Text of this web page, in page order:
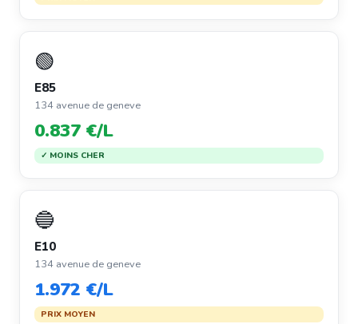
🟢
E85
134 avenue de geneve
0.837 €/L
✓ MOINS CHER
🔵
E10
134 avenue de geneve
1.972 €/L
PRIX MOYEN